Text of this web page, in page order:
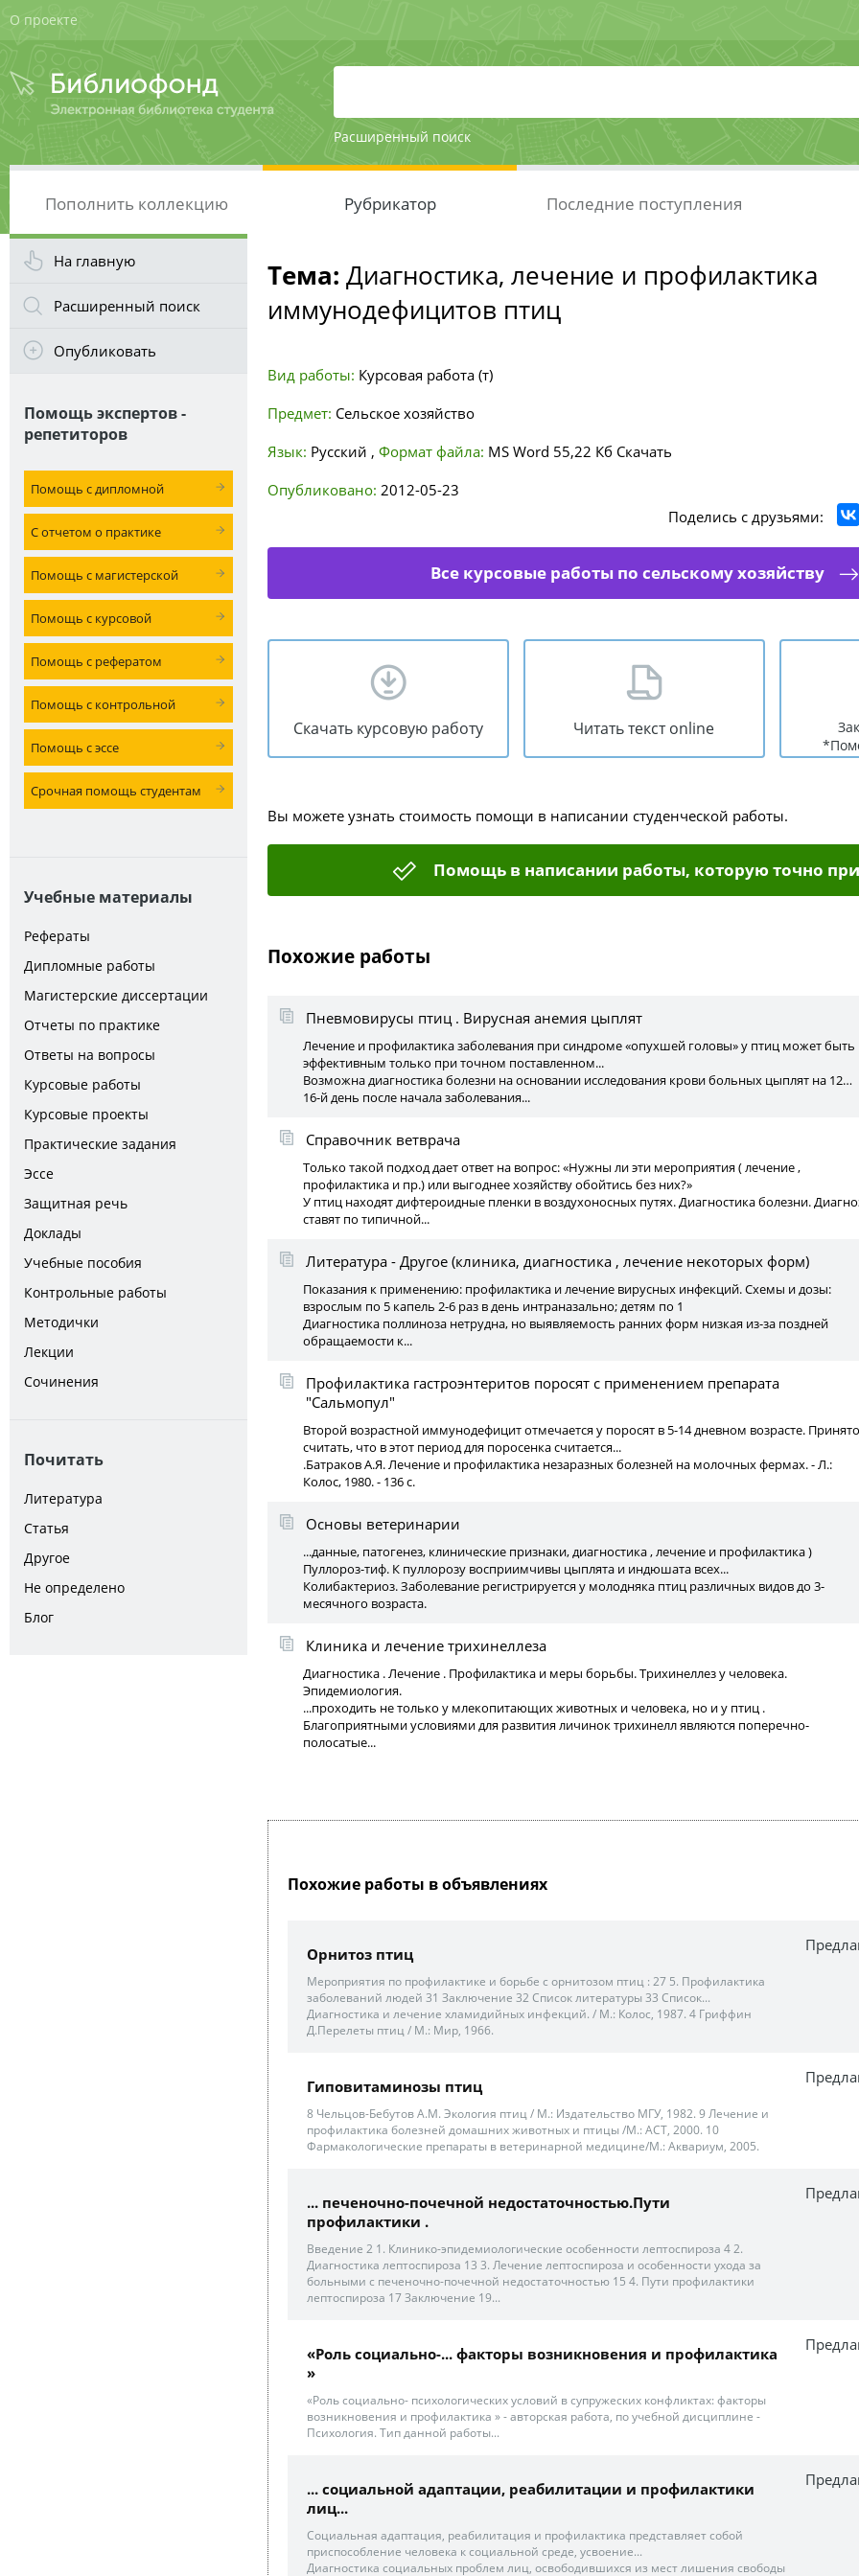
О проекте
Расширенный поиск
Пополнить коллекцию Рубрикатор Последние поступления
На главную
Расширенный поиск
Опубликовать
Помощь экспертов -
репетиторов
Помощь с дипломной
С отчетом о практике
Помощь с магистерской
Помощь с курсовой
Помощь с рефератом
Помощь с контрольной
Помощь с эссе
Срочная помощь студентам
Учебные материалы
Рефераты
Дипломные работы
Магистерские диссертации
Отчеты по практике
Ответы на вопросы
Курсовые работы
Курсовые проекты
Практические задания
Эссе
Защитная речь
Доклады
Учебные пособия
Контрольные работы
Методички
Лекции
Сочинения
Почитать
Литература
Статья
Другое
Не определено
Блог
Тема: Диагностика, лечение и профилактика
иммунодефицитов птиц
Вид работы: Курсовая работа (т)
Предмет: Сельское хозяйство
Язык: Русский , Формат файла: MS Word 55,22 Кб Скачать
Опубликовано: 2012-05-23
Поделись с друзьями:
Все курсовые работы по сельскому хозяйству
Скачать курсовую работу Читать текст online
Вы можете узнать стоимость помощи в написании студенческой работы.
Помощь в написании работы, которую точно
Похожие работы
Пневмовирусы птиц . Вирусная анемия цыплят
Лечение и профилактика заболевания при синдроме «опухшей головы» у птиц может быть
эффективным только при точном поставленном...
Возможна диагностика болезни на основании исследования крови больных цыплят на 12…
16-й день после начала заболевания...
Справочник ветврача
Только такой подход дает ответ на вопрос: «Нужны ли эти мероприятия ( лечение ,
профилактика и пр.) или выгоднее хозяйству обойтись без них?»
У птиц находят дифтероидные пленки в воздухоносных путях. Диагностика болезни.
ставят по типичной...
Литература - Другое (клиника, диагностика , лечение некоторых форм)
Показания к применению: профилактика и лечение вирусных инфекций. Схемы и дозы:
взрослым по 5 капель 2-6 раз в день интраназально; детям по 1
Диагностика поллиноза нетрудна, но выявляемость ранних форм низкая из-за поздней
обращаемости к...
Профилактика гастроэнтеритов поросят с применением препарата
"Сальмопул"
Второй возрастной иммунодефицит отмечается у поросят в 5-14 дневном возрасте. Принято
считать, что в этот период для поросенка считается...
.Батраков А.Я. Лечение и профилактика незаразных болезней на молочных фермах. - Л.:
Колос, 1980. - 136 с.
Основы ветеринарии
...данные, патогенез, клинические признаки, диагностика , лечение и профилактика )
Пуллороз-тиф. К пуллорозу восприимчивы цыплята и индюшата всех...
Колибактериоз. Заболевание регистрируется у молодняка птиц различных видов до 3-
месячного возраста.
Клиника и лечение трихинеллеза
Диагностика . Лечение . Профилактика и меры борьбы. Трихинеллез у человека.
Эпидемиология.
...проходить не только у млекопитающих животных и человека, но и у птиц .
Благоприятными условиями для развития личинок трихинелл являются поперечно-
полосатые...
Похожие работы в объявлениях
Орнитоз птиц
Мероприятия по профилактике и борьбе с орнитозом птиц : 27 5. Профилактика
заболеваний людей 31 Заключение 32 Список литературы 33 Список...
Диагностика и лечение хламидийных инфекций. / М.: Колос, 1987. 4 Гриффин
Д.Перелеты птиц / М.: Мир, 1966.
Гиповитаминозы птиц
8 Чельцов-Бебутов А.М. Экология птиц / М.: Издательство МГУ, 1982. 9 Лечение и
профилактика болезней домашних животных и птицы /М.: АСТ, 2000. 10
Фармакологические препараты в ветеринарной медицине/М.: Аквариум, 2005.
... печеночно-почечной недостаточностью.Пути
профилактики .
Введение 2 1. Клинико-эпидемиологические особенности лептоспироза 4 2.
Диагностика лептоспироза 13 3. Лечение лептоспироза и особенности ухода за
больными с печеночно-почечной недостаточностью 15 4. Пути профилактики
лептоспироза 17 Заключение 19...
«Роль социально-... факторы возникновения и профилактика
»
«Роль социально- психологических условий в супружеских конфликтах: факторы
возникновения и профилактика » - авторская работа, по учебной дисциплине -
Психология. Тип данной работы...
... социальной адаптации, реабилитации и профилактики
лиц...
Социальная адаптация, реабилитация и профилактика представляет собой
приспособление человека к социальной среде, усвоение...
Диагностика социальных проблем лиц, освободившихся из мест лишения свободы